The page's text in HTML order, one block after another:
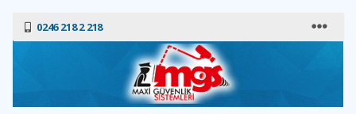
0246 218 2 218